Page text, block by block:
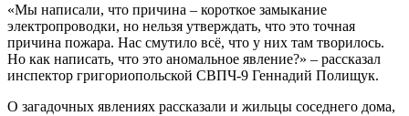
«Мы написали, что причина – короткое замыкание
электропроводки, но нельзя утверждать, что это точная
причина пожара. Нас смутило всё, что у них там творилось.
Но как написать, что это аномальное явление?» – рассказал
инспектор григориопольской СВПЧ-9 Геннадий Полищук.
О загадочных явлениях рассказали и жильцы соседнего дома,